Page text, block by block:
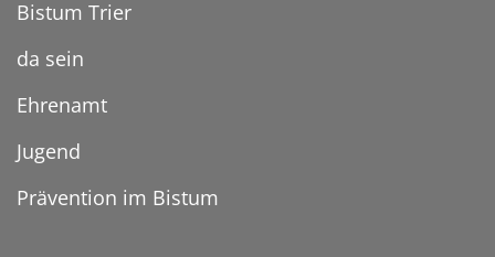
Bistum Trier
da sein
Ehrenamt
Jugend
Prävention im Bistum